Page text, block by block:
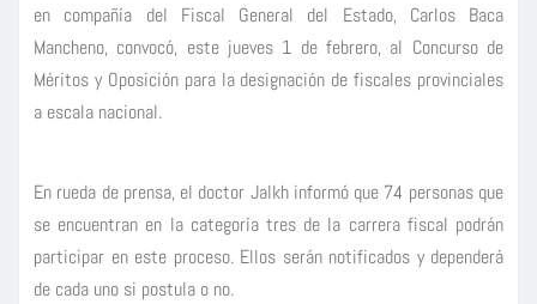
en compañía del Fiscal General del Estado, Carlos Baca
Mancheno, convocó, este jueves 1 de febrero, al Concurso de
Méritos y Oposición para la designación de fiscales provinciales
a escala nacional.
En rueda de prensa, el doctor Jalkh informó que 74 personas que
se encuentran en la categoría tres de la carrera fiscal podrán
participar en este proceso. Ellos serán notificados y dependerá
de cada uno si postula o no.